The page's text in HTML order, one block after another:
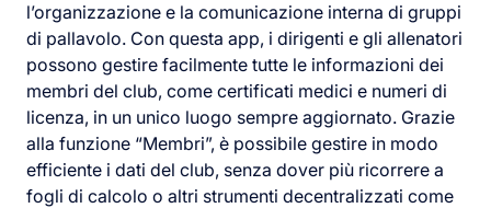
l’organizzazione e la comunicazione interna di gruppi
di pallavolo. Con questa app, i dirigenti e gli allenatori
possono gestire facilmente tutte le informazioni dei
membri del club, come certificati medici e numeri di
licenza, in un unico luogo sempre aggiornato. Grazie
alla funzione “Membri”, è possibile gestire in modo
efficiente i dati del club, senza dover più ricorrere a
fogli di calcolo o altri strumenti decentralizzati come